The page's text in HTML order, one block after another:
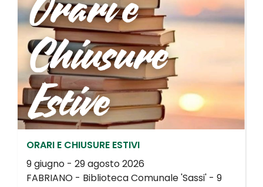
ORARI E CHIUSURE ESTIVI
9 giugno - 29 agosto 2026
FABRIANO - Biblioteca Comunale 'Sassi' - 9